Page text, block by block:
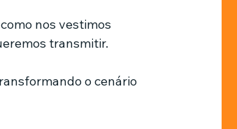
de leilões Barbearia
nos vestimos
transmitir.
o cenário